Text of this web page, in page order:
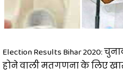
Election Results Bihar 2020:
होने वाली मतगणना के लिए